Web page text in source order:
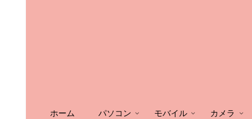
ホーム パソコン モバイル カメラ